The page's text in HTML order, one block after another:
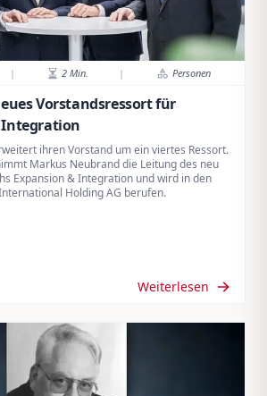
| 2 Min. | Personen
Vorstandsressort für
Integration
ihren Vorstand um ein viertes Ressort.
Markus Neubrand die Leitung des neu
Expansion & Integration und wird in den
Holding AG berufen.
Weiterlesen